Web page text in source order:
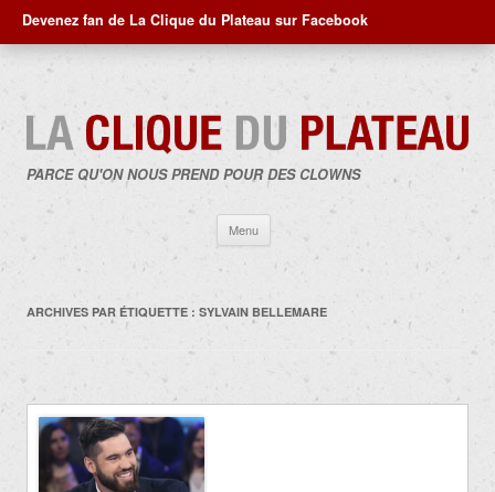
Devenez fan de La Clique du Plateau sur Facebook
PARCE QU'ON NOUS PREND POUR DES CLOWNS
Menu
contenu
ARCHIVES PAR ÉTIQUETTE : SYLVAIN BELLEMARE